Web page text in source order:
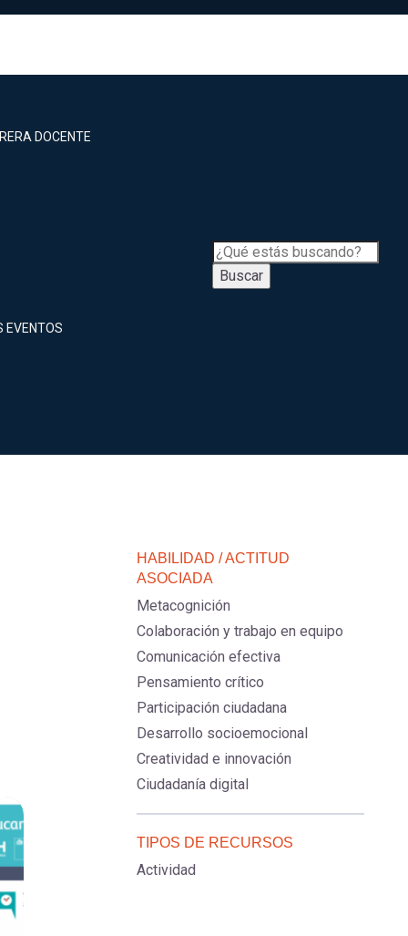
DOCENTE
EVENTOS
Buscar
HABILIDAD / ACTITUD
ASOCIADA
Metacognición
Colaboración y trabajo en equipo
Comunicación efectiva
Pensamiento crítico
Participación ciudadana
Desarrollo socioemocional
Creatividad e innovación
Ciudadanía digital
TIPOS DE RECURSOS
Actividad